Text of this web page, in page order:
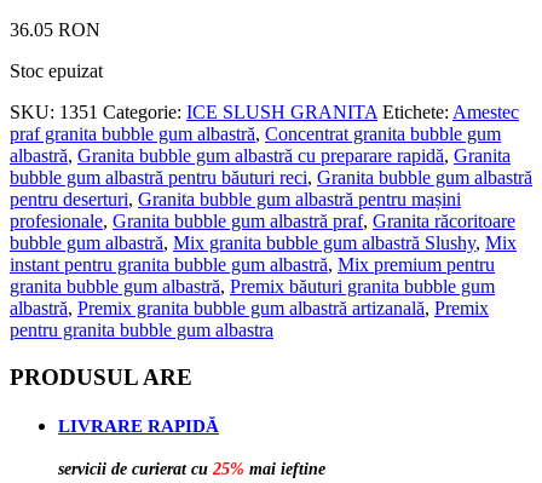
36.05 RON
Stoc epuizat
SKU: 1351 Categorie: ICE SLUSH GRANITA Etichete: Amestec
praf granita bubble gum albastră, Concentrat granita bubble gum
albastră, Granita bubble gum albastră cu preparare rapidă, Granita
bubble gum albastră pentru băuturi reci, Granita bubble gum albastră
pentru deserturi, Granita bubble gum albastră pentru mașini
profesionale, Granita bubble gum albastră praf, Granita răcoritoare
bubble gum albastră, Mix granita bubble gum albastră Slushy, Mix
instant pentru granita bubble gum albastră, Mix premium pentru
granita bubble gum albastră, Premix băuturi granita bubble gum
albastră, Premix granita bubble gum albastră artizanală, Premix
pentru granita bubble gum albastra
PRODUSUL ARE
LIVRARE RAPIDĂ
servicii de curierat cu 25% mai ieftine